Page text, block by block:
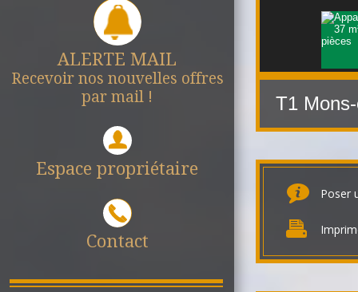
ALERTE MAIL
Recevoir nos nouvelles offres
par mail !
Espace propriétaire
Contact
T1
Poser